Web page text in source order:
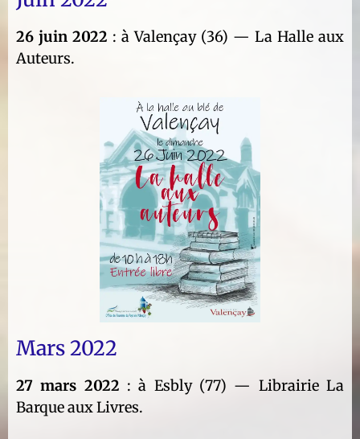
26 juin 2022 : à Valençay (36) — La Halle aux
Auteurs.
Mars 2022
27 mars 2022 : à Esbly (77) — Librairie La
Barque aux Livres.